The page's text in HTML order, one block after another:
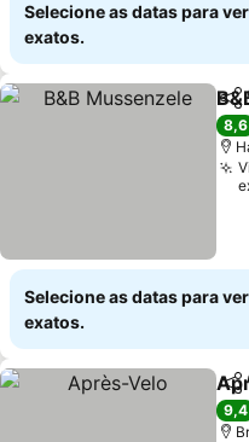
Selecione as datas para
exatos.
8,6
Selecione as datas para
exatos.
9,4